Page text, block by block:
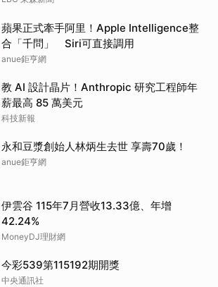
蘋果正式牽手阿里！Apple Intelligence整
合「千問」 Siri可直接調用
anue鉅亨網
教 AI 設計晶片！Anthropic 研究工程師年
薪最高 85 萬美元
科技新報
永和豆漿創始人林炳生去世 享壽70歲！
anue鉅亨網
伊雲谷 115年7月營收13.33億、年增
42.24%
MoneyDJ理財網
今彩539第115192期開獎
中央通訊社